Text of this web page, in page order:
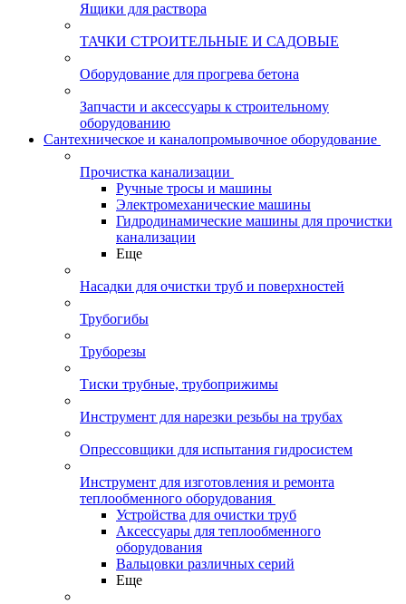
Ящики для раствора
ТАЧКИ СТРОИТЕЛЬНЫЕ И САДОВЫЕ
Оборудование для прогрева бетона
Запчасти и аксессуары к строительному
оборудованию
Сантехническое и каналопромывочное оборудование
Прочистка канализации
Ручные тросы и машины
Электромеханические машины
Гидродинамические машины для прочистки
канализации
Еще
Насадки для очистки труб и поверхностей
Трубогибы
Труборезы
Тиски трубные, трубоприжимы
Инструмент для нарезки резьбы на трубах
Опрессовщики для испытания гидросистем
Инструмент для изготовления и ремонта
теплообменного оборудования
Устройства для очистки труб
Аксессуары для теплообменного
оборудования
Вальцовки различных серий
Еще